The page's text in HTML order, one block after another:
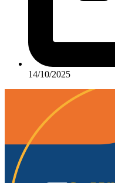
14/10/2025